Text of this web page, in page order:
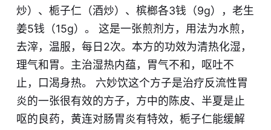
炒）、栀子仁（酒炒）、槟榔各3钱（9g），老生
姜5钱（15g）。 这是一张煎剂方，用法为水煎，
去滓，温服，每日2次。本方的功效为清热化湿，
理气和胃。主治湿热内蕴，胃气不和，呕吐不
止，口渴身热。 六妙饮这个方子是治疗反流性胃
炎的一张很有效的方子，方中的陈皮、半夏是止
呕的良药，黄连对肠胃炎有特效，栀子仁能缓解